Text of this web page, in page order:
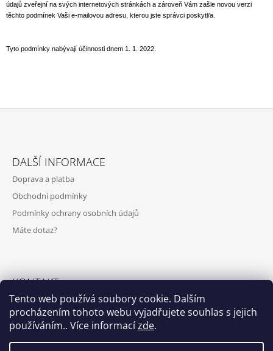
Tento web používá soubory cookie. Dalším
procházením tohoto webu vyjadřujete souhlas s jejich
používáním.. Více informacízde.
údajů zveřejní na svých internetových stránkách a zároveň Vám zašle novou verzi
těchto podmínek Vaši e-mailovou adresu, kterou jste správci poskytl/a.
Tyto podmínky nabývají účinnosti dnem 1. 1. 2022.
DALŠÍ INFORMACE
Doprava a platba
Obchodní podmínky
Podmínky ochrany osobních údajů
Máte dotaz?
KONTAKT
info@anntracit.com